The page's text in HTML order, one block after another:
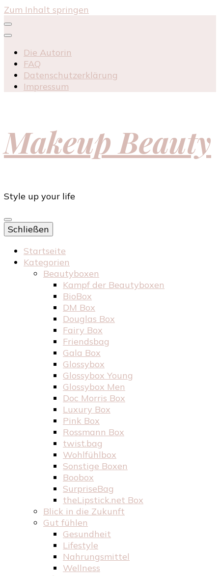
Zum Inhalt springen
Die Autorin
FAQ
Datenschutzerklärung
Impressum
Makeup Beauty
Style up your life
Schließen
Startseite
Kategorien
Beautyboxen
Kampf der Beautyboxen
BioBox
DM Box
Douglas Box
Fairy Box
Friendsbag
Gala Box
Glossybox
Glossybox Young
Glossybox Men
Doc Morris Box
Luxury Box
Pink Box
Rossmann Box
twist.bag
Wohlfühlbox
Sonstige Boxen
Boobox
SurpriseBag
theLipstick.net Box
Blick in die Zukunft
Gut fühlen
Gesundheit
Lifestyle
Nahrungsmittel
Wellness